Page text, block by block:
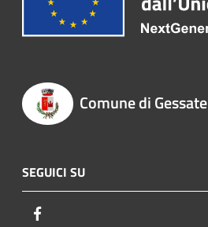
Comune di Gessate
SEGUICI SU